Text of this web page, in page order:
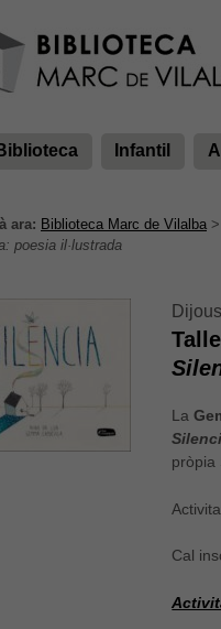
Infantil
ara: Biblioteca Marc de Vilalba >
poesia il·lustrada
La
pròpia
Cal